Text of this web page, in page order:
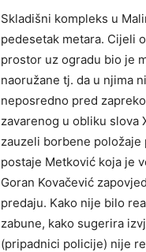
Skladišni kompleks u
pedesetak metara. Cijeli
prostor uz ogradu bio je
naoružane tj. da u njima
neposredno pred
zavarenog u obliku slova
zauzeli borbene položaje
postaje Metković koja je
Goran Kovačević
predaju. Kako nije bilo
zabune, kako sugerira
(pripadnici policije) nije